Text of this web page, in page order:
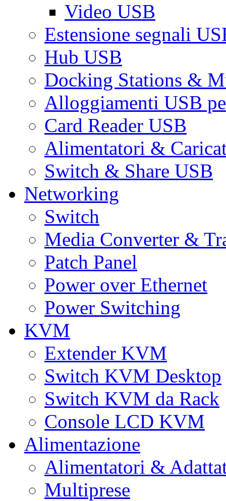
Video USB
Estensione segnali
Hub USB
Docking Stations &
Alloggiamenti USB
Card Reader USB
Alimentatori &
Switch & Share USB
Networking
Switch
Media Converter &
Patch Panel
Power over Ethernet
Power Switching
KVM
Extender KVM
Switch KVM Desktop
Switch KVM da Rack
Console LCD KVM
Alimentazione
Alimentatori &
Multiprese